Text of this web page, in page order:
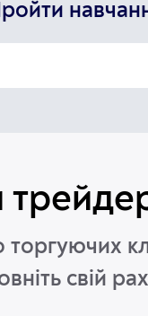
торгуючих
свій